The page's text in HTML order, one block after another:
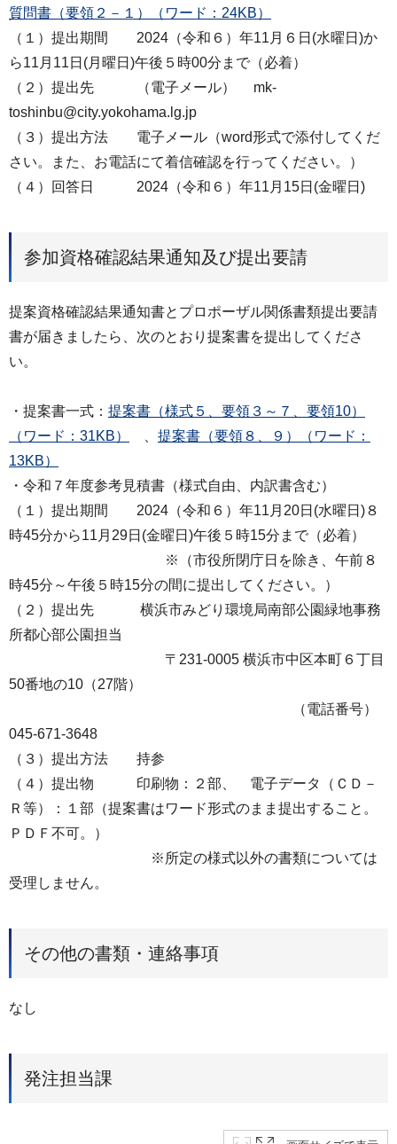
質問書（要領２－１）（ワード：24KB）
（１）提出期間 2024（令和６）年11月６日(水曜日)か
ら11月11日(月曜日)午後５時00分まで（必着）
（２）提出先 （電子メール） mk-
toshinbu@city.yokohama.lg.jp
（３）提出方法 電子メール（word形式で添付してくだ
さい。また、お電話にて着信確認を行ってください。）
（４）回答日 2024（令和６）年11月15日(金曜日)
参加資格確認結果通知及び提出要請
提案資格確認結果通知書とプロポーザル関係書類提出要請
書が届きましたら、次のとおり提案書を提出してくださ
い。
・提案書一式： 提案書（様式５、要領３～７、要領10）
（ワード：31KB）
提案書（要領８、９）（ワード：
13KB）
・令和７年度参考見積書（様式自由、内訳書含む）
（１）提出期間 2024（令和６）年11月20日(水曜日)８
時45分から11月29日(金曜日)午後５時15分まで（必着）
※（市役所閉庁日を除き、午前８
時45分～午後５時15分の間に提出してください。）
（２）提出先 横浜市みどり環境局南部公園緑地事務
所都心部公園担当
〒231-0005 横浜市中区本町６丁目
50番地の10（27階）
（電話番号）
045-671-3648
（３）提出方法 持参
（４）提出物 印刷物：２部、 電子データ（ＣＤ－
Ｒ等）：１部（提案書はワード形式のまま提出すること。
ＰＤＦ不可。）
※所定の様式以外の書類については
受理しません。
その他の書類・連絡事項
なし
発注担当課